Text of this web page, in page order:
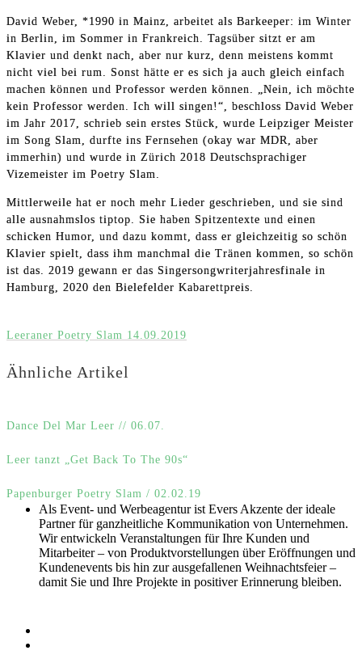
David Weber, *1990 in Mainz, arbeitet als Barkeeper: im Winter
in Berlin, im Sommer in Frankreich. Tagsüber sitzt er am
Klavier und denkt nach, aber nur kurz, denn meistens kommt
nicht viel bei rum. Sonst hätte er es sich ja auch gleich einfach
machen können und Professor werden können. „Nein, ich möchte
kein Professor werden. Ich will singen!“, beschloss David Weber
im Jahr 2017, schrieb sein erstes Stück, wurde Leipziger Meister
im Song Slam, durfte ins Fernsehen (okay war MDR, aber
immerhin) und wurde in Zürich 2018 Deutschsprachiger
Vizemeister im Poetry Slam.
Mittlerweile hat er noch mehr Lieder geschrieben, und sie sind
alle ausnahmslos tiptop. Sie haben Spitzentexte und einen
schicken Humor, und dazu kommt, dass er gleichzeitig so schön
Klavier spielt, dass ihm manchmal die Tränen kommen, so schön
ist das. 2019 gewann er das Singersongwriterjahresfinale in
Hamburg, 2020 den Bielefelder Kabarettpreis.
Leeraner Poetry Slam 14.09.2019
Ähnliche Artikel
Dance Del Mar Leer // 06.07.
Leer tanzt „Get Back To The 90s“
Papenburger Poetry Slam / 02.02.19
Als Event- und Werbeagentur ist Evers Akzente der ideale
Partner für ganzheitliche Kommunikation von Unternehmen.
Wir entwickeln Veranstaltungen für Ihre Kunden und
Mitarbeiter – von Produktvorstellungen über Eröffnungen und
Kundenevents bis hin zur ausgefallenen Weihnachtsfeier –
damit Sie und Ihre Projekte in positiver Erinnerung bleiben.